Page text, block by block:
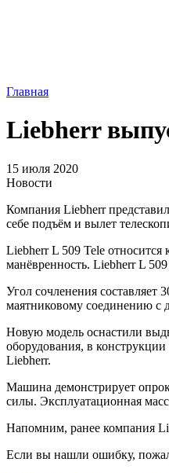
Главная
Liebherr
15 июля 2020
Новости
Компания Liebherr
себе подъём и вылет
Liebherr L 509 Tele относится
манёвренность. Liebherr L
Угол сочленения составляет
маятниковому соединению с
Новую модель оснастили
оборудования, в
Liebherr.
Машина демонстрирует
силы. Эксплуатационная
Напомним, ранее компания
Если вы нашли ошибку,